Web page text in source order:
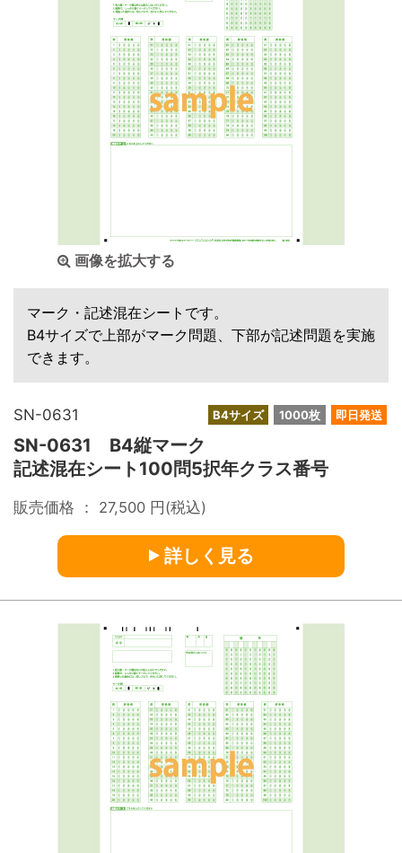
画像を拡大する
マーク・記述混在シートです。
B4サイズで上部がマーク問題、下部が記述問題を実施
できます。
B4サイズ 1000枚 即日発送
SN-0631
SN-0631 B4縦マーク
記述混在シート100問5択年クラス番号
販売価格 ： 27,500 円(税込)
詳しく見る